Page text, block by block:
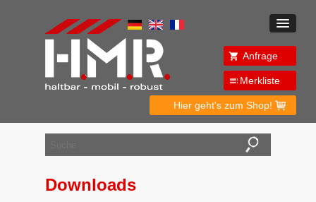
Anfrage
Merkliste
Hier geht's zum Shop!
Downloads